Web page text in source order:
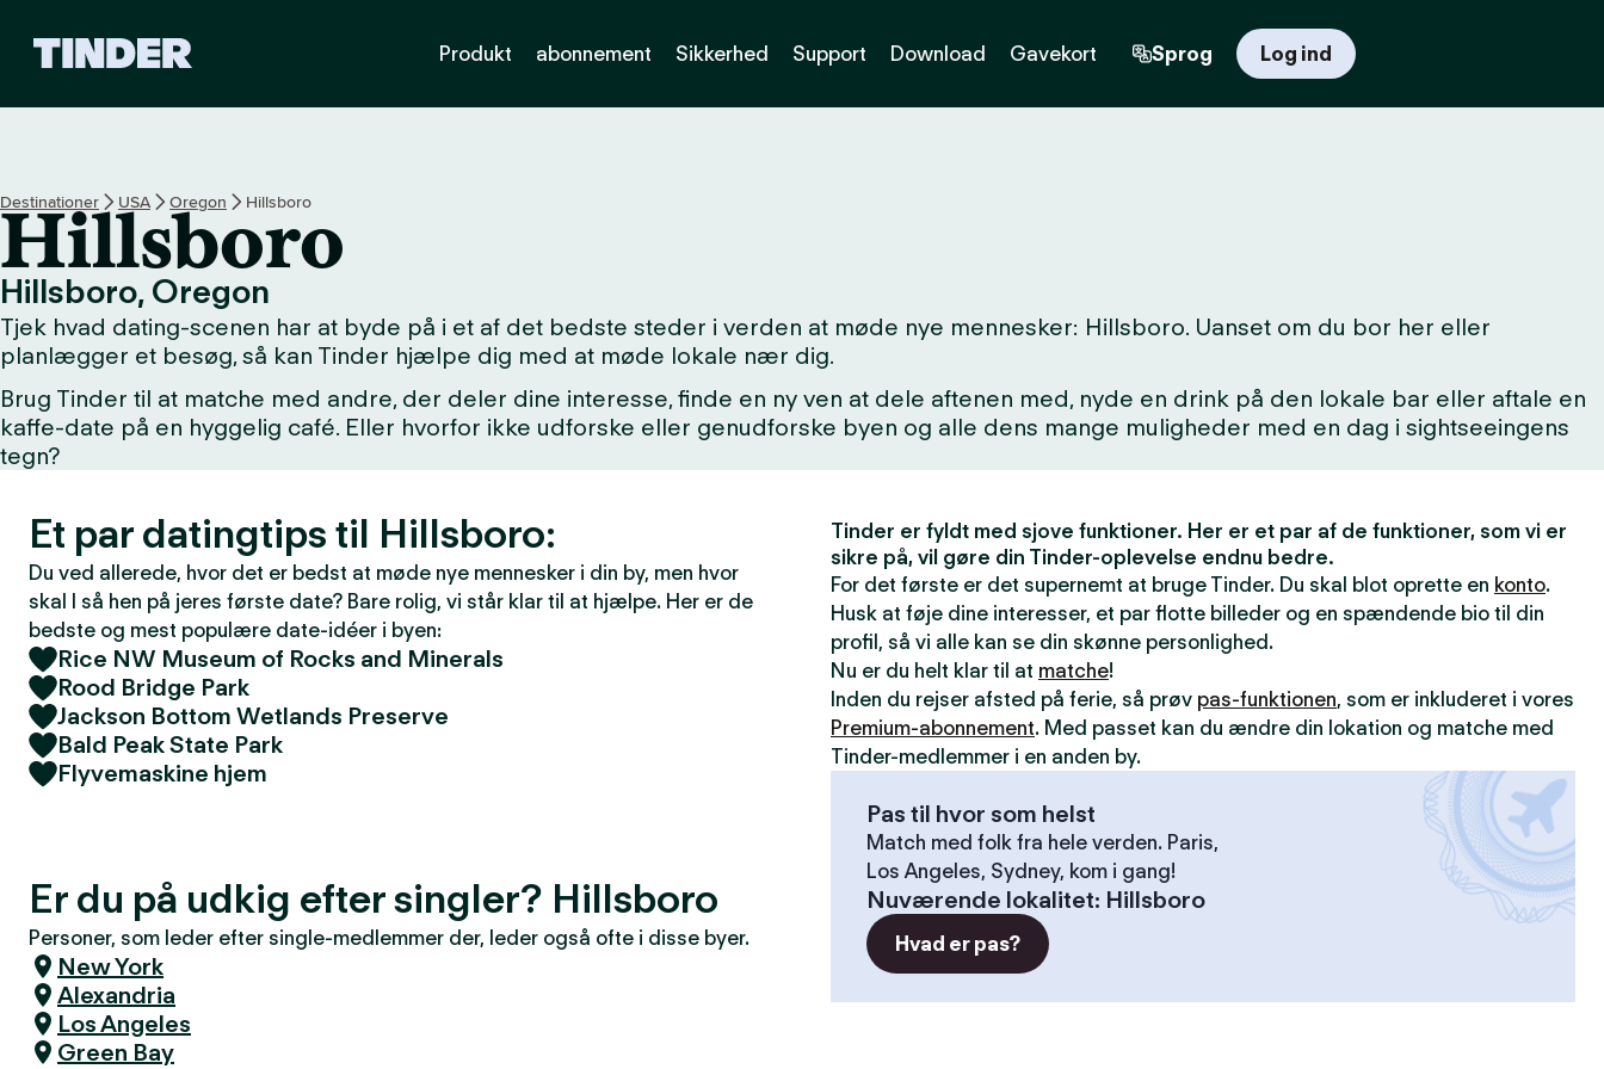
s
s
a
r
t
s
d
e
Produkt abonnement Sikkerhed Support Download Gavekort Sprog Log ind
Destinationer USA Oregon Hillsboro
Hillsboro
Hillsboro, Oregon
Tjek hvad dating-scenen har at byde på i et af det bedste steder i verden at møde nye mennesker: Hillsboro. Uanset om du bor her eller
planlægger et besøg, så kan Tinder hjælpe dig med at møde lokale nær dig.
Brug Tinder til at matche med andre, der deler dine interesse, finde en ny ven at dele aftenen med, nyde en drink på den lokale bar eller aftale en
kaffe-date på en hyggelig café. Eller hvorfor ikke udforske eller genudforske byen og alle dens mange muligheder med en dag i sightseeingens
tegn?
Et par datingtips til Hillsboro:
Du ved allerede, hvor det er bedst at møde nye mennesker i din by, men hvor
skal I så hen på jeres første date? Bare rolig, vi står klar til at hjælpe. Her er de
bedste og mest populære date-idéer i byen:
Rice NW Museum of Rocks and Minerals
Rood Bridge Park
Jackson Bottom Wetlands Preserve
Bald Peak State Park
Flyvemaskine hjem
Er du på udkig efter singler? Hillsboro
Personer, som leder efter single-medlemmer der, leder også ofte i disse byer.
New York
Alexandria
Los Angeles
Green Bay
Tinder er fyldt med sjove funktioner. Her er et par af de funktioner, som vi er
sikre på, vil gøre din Tinder-oplevelse endnu bedre.
For det første er det supernemt at bruge Tinder. Du skal blot oprette en konto.
Husk at føje dine interesser, et par flotte billeder og en spændende bio til din
profil, så vi alle kan se din skønne personlighed.
Nu er du helt klar til at matche!
Inden du rejser afsted på ferie, så prøv pas-funktionen, som er inkluderet i vores
Premium-abonnement. Med passet kan du ændre din lokation og matche med
Tinder-medlemmer i en anden by.
Pas til hvor som helst
Match med folk fra hele verden. Paris,
Los Angeles, Sydney, kom i gang!
Nuværende lokalitet: Hillsboro
Hvad er pas?